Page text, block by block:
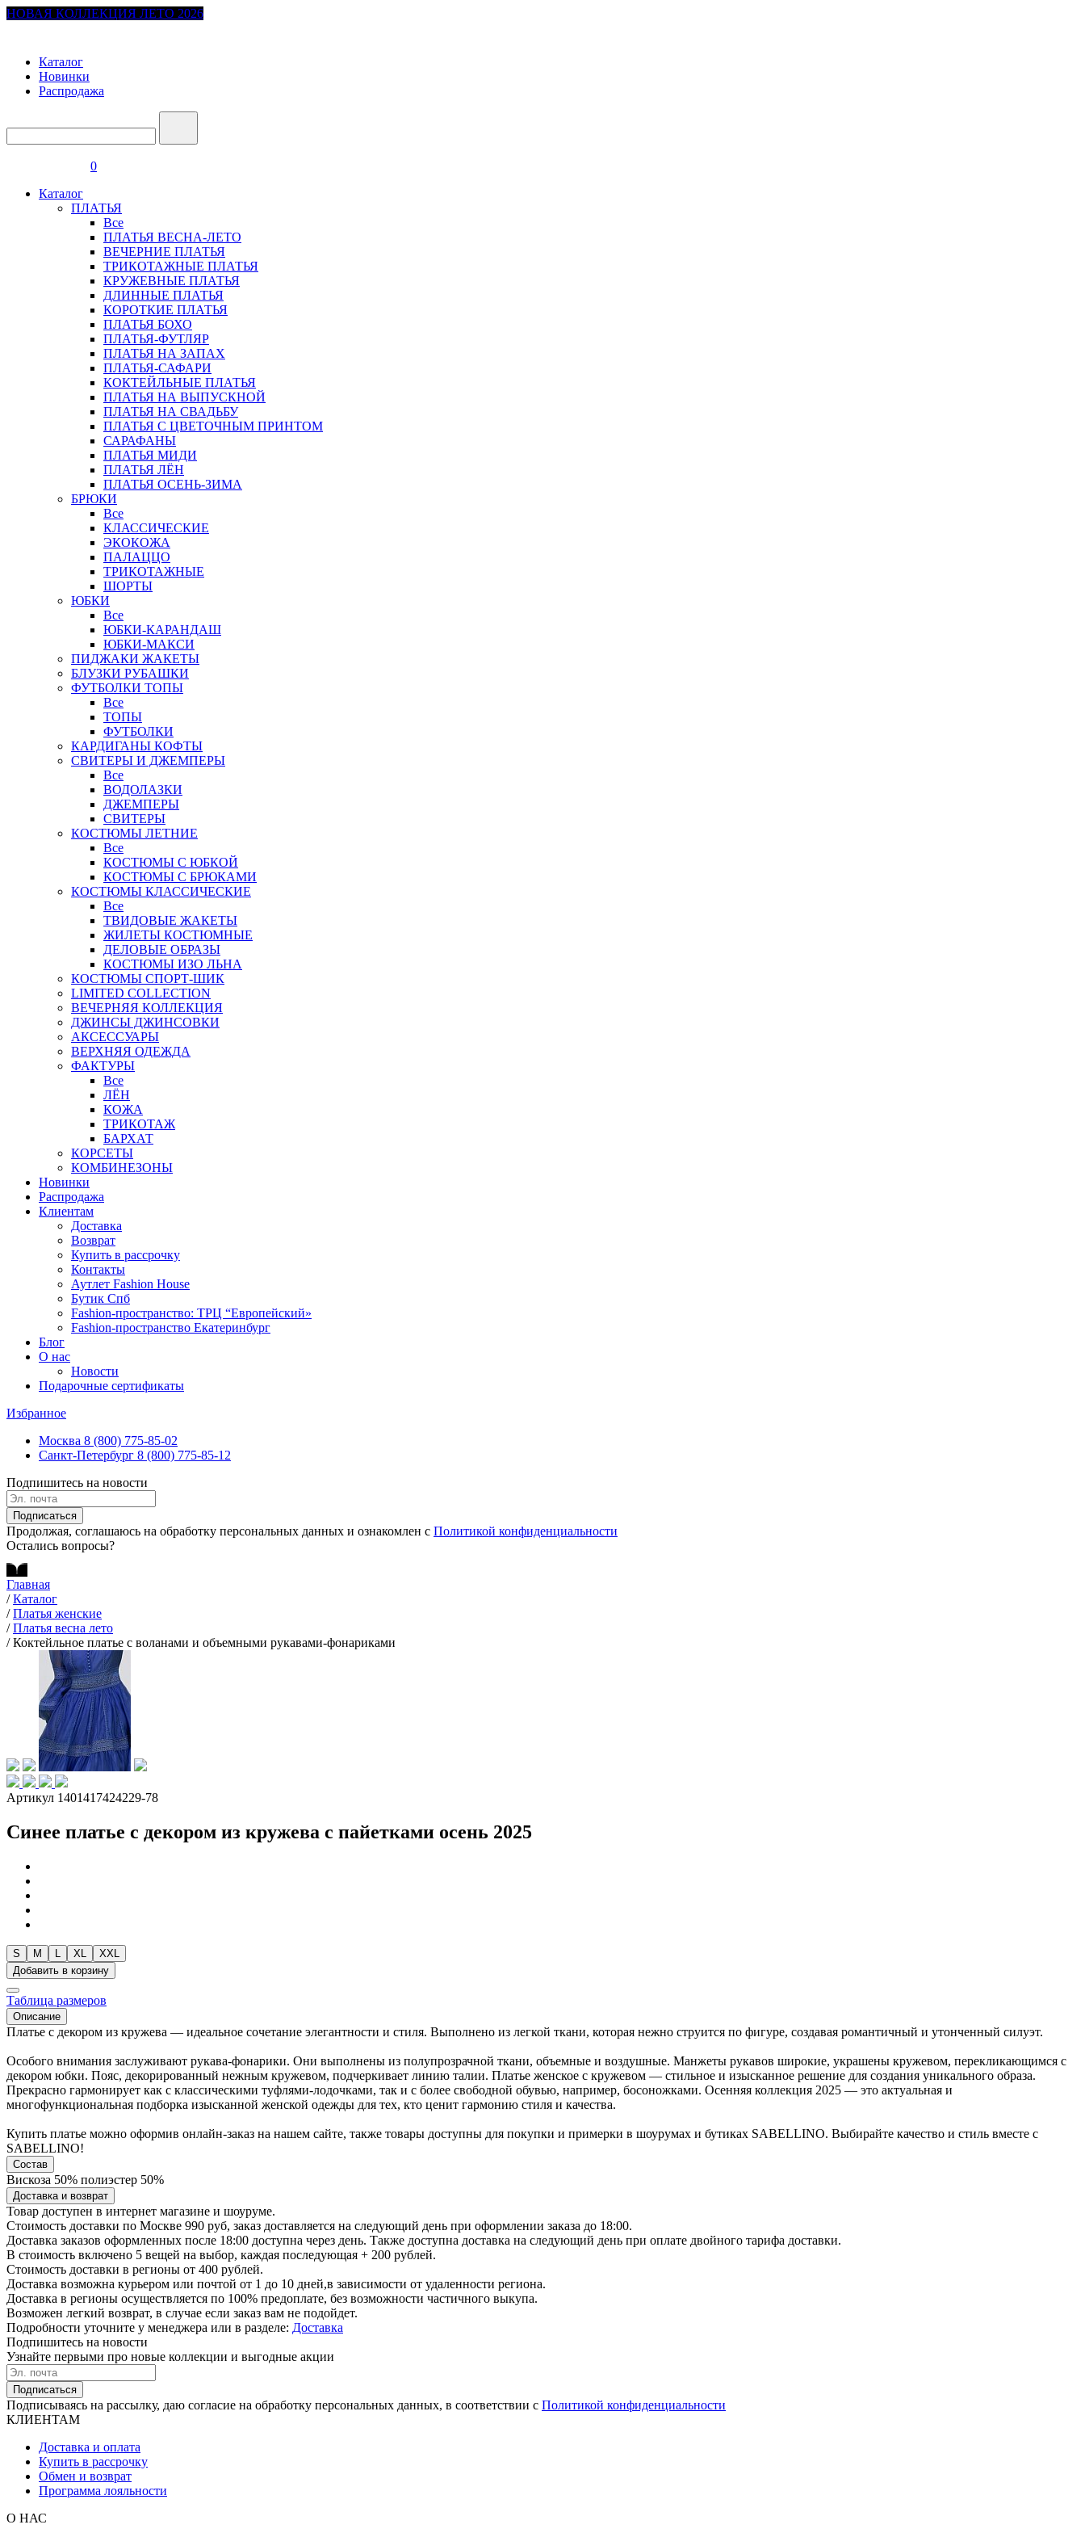
НОВАЯ КОЛЛЕКЦИЯ ЛЕТО 2026
Каталог
Новинки
Распродажа
0
Каталог
ПЛАТЬЯ
Все
ПЛАТЬЯ ВЕСНА-ЛЕТО
ВЕЧЕРНИЕ ПЛАТЬЯ
ТРИКОТАЖНЫЕ ПЛАТЬЯ
КРУЖЕВНЫЕ ПЛАТЬЯ
ДЛИННЫЕ ПЛАТЬЯ
КОРОТКИЕ ПЛАТЬЯ
ПЛАТЬЯ БОХО
ПЛАТЬЯ-ФУТЛЯР
ПЛАТЬЯ НА ЗАПАХ
ПЛАТЬЯ-САФАРИ
КОКТЕЙЛЬНЫЕ ПЛАТЬЯ
ПЛАТЬЯ НА ВЫПУСКНОЙ
ПЛАТЬЯ НА СВАДЬБУ
ПЛАТЬЯ С ЦВЕТОЧНЫМ ПРИНТОМ
САРАФАНЫ
ПЛАТЬЯ МИДИ
ПЛАТЬЯ ЛЁН
ПЛАТЬЯ ОСЕНЬ-ЗИМА
БРЮКИ
Все
КЛАССИЧЕСКИЕ
ЭКОКОЖА
ПАЛАЦЦО
ТРИКОТАЖНЫЕ
ШОРТЫ
ЮБКИ
Все
ЮБКИ-КАРАНДАШ
ЮБКИ-МАКСИ
ПИДЖАКИ ЖАКЕТЫ
БЛУЗКИ РУБАШКИ
ФУТБОЛКИ ТОПЫ
Все
ТОПЫ
ФУТБОЛКИ
КАРДИГАНЫ КОФТЫ
СВИТЕРЫ И ДЖЕМПЕРЫ
Все
ВОДОЛАЗКИ
ДЖЕМПЕРЫ
СВИТЕРЫ
КОСТЮМЫ ЛЕТНИЕ
Все
КОСТЮМЫ С ЮБКОЙ
КОСТЮМЫ С БРЮКАМИ
КОСТЮМЫ КЛАССИЧЕСКИЕ
Все
ТВИДОВЫЕ ЖАКЕТЫ
ЖИЛЕТЫ КОСТЮМНЫЕ
ДЕЛОВЫЕ ОБРАЗЫ
КОСТЮМЫ ИЗО ЛЬНА
КОСТЮМЫ СПОРТ-ШИК
LIMITED COLLECTION
ВЕЧЕРНЯЯ КОЛЛЕКЦИЯ
ДЖИНСЫ ДЖИНСОВКИ
АКСЕССУАРЫ
ВЕРХНЯЯ ОДЕЖДА
ФАКТУРЫ
Все
ЛЁН
КОЖА
ТРИКОТАЖ
БАРХАТ
КОРСЕТЫ
КОМБИНЕЗОНЫ
Новинки
Распродажа
Клиентам
Доставка
Возврат
Купить в рассрочку
Контакты
Аутлет Fashion House
Бутик Спб
Fashion-пространство: ТРЦ “Европейский»
Fashion-пространство Екатеринбург
Блог
О нас
Новости
Подарочные сертификаты
Избранное
Москва 8 (800) 775-85-02
Санкт-Петербург 8 (800) 775-85-12
Подпишитесь на новости
Подписаться
Продолжая, соглашаюсь на обработку персональных данных и ознакомлен с Политикой конфиденциальности
Остались вопросы?
Главная
/ Каталог
/ Платья женские
/ Платья весна лето
/ Коктейльное платье с воланами и объемными рукавами-фонариками
Артикул 1401417424229-78
Синее платье с декором из кружева с пайетками осень 2025
S M XL
XXL
Добавить в корзину
Таблица размеров
Описание
Платье с декором из кружева — идеальное сочетание элегантности и стиля. Выполнено из легкой ткани, которая нежно струится по фигуре, создавая романтичный и утонченный силуэт.
Особого внимания заслуживают рукава-фонарики. Они выполнены из полупрозрачной ткани, объемные и воздушные. Манжеты рукавов широкие, украшены кружевом, перекликающимся с
декором юбки. Пояс, декорированный нежным кружевом, подчеркивает линию талии. Платье женское с кружевом — стильное и изысканное решение для создания уникального образа.
Прекрасно гармонирует как с классическими туфлями-лодочками, так и с более свободной обувью, например, босоножками. Осенняя коллекция 2025 — это актуальная и
многофункциональная подборка изысканной женской одежды для тех, кто ценит гармонию стиля и качества.
Купить платье можно оформив онлайн-заказ на нашем сайте, также товары доступны для покупки и примерки в шоурумах и бутиках SABELLINO. Выбирайте качество и стиль вместе с
SABELLINO!
Состав
Вискоза 50% полиэстер 50%
Доставка и возврат
Товар доступен в интернет магазине и шоуруме.
Стоимость доставки по Москве 990 руб, заказ доставляется на следующий день при оформлении заказа до 18:00.
Доставка заказов оформленных после 18:00 доступна через день. Также доступна доставка на следующий день при оплате двойного тарифа доставки.
В стоимость включено 5 вещей на выбор, каждая последующая + 200 рублей.
Стоимость доставки в регионы от 400 рублей.
Доставка возможна курьером или почтой от 1 до 10 дней,в зависимости от удаленности региона.
Доставка в регионы осуществляется по 100% предоплате, без возможности частичного выкупа.
Возможен легкий возврат, в случае если заказ вам не подойдет.
Подробности уточните у менеджера или в разделе: Доставка
Подпишитесь на новости
Узнайте первыми про новые коллекции и выгодные акции
Подписаться
Подписываясь на рассылку, даю согласие на обработку персональных данных, в соответствии с Политикой конфиденциальности
КЛИЕНТАМ
Доставка и оплата
Купить в рассрочку
Обмен и возврат
Программа лояльности
О НАС